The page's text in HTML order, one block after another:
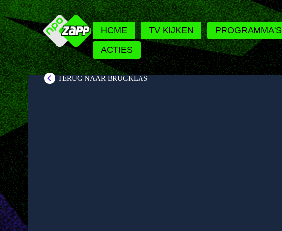
HOME TV KIJKEN PROGRAMMA'S
ACTIES
TERUG NAAR BRUGKLAS